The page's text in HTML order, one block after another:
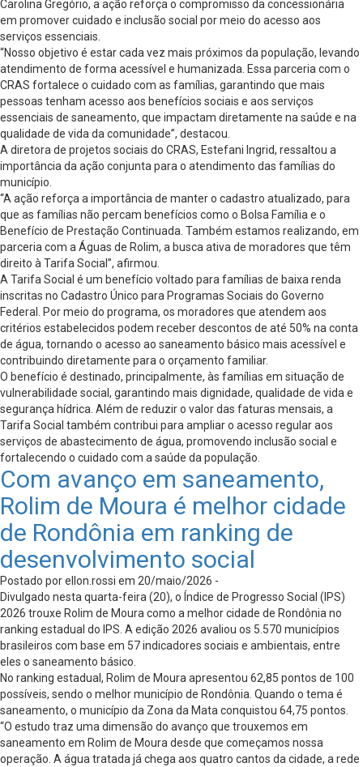
Carolina Gregório, a ação reforça o compromisso da concessionária
em promover cuidado e inclusão social por meio do acesso aos
serviços essenciais.
“Nosso objetivo é estar cada vez mais próximos da população, levando
atendimento de forma acessível e humanizada. Essa parceria com o
CRAS fortalece o cuidado com as famílias, garantindo que mais
pessoas tenham acesso aos benefícios sociais e aos serviços
essenciais de saneamento, que impactam diretamente na saúde e na
qualidade de vida da comunidade”, destacou.
A diretora de projetos sociais do CRAS, Estefani Ingrid, ressaltou a
importância da ação conjunta para o atendimento das famílias do
município.
“A ação reforça a importância de manter o cadastro atualizado, para
que as famílias não percam benefícios como o Bolsa Família e o
Benefício de Prestação Continuada. Também estamos realizando, em
parceria com a Águas de Rolim, a busca ativa de moradores que têm
direito à Tarifa Social”, afirmou.
A Tarifa Social é um benefício voltado para famílias de baixa renda
inscritas no Cadastro Único para Programas Sociais do Governo
Federal. Por meio do programa, os moradores que atendem aos
critérios estabelecidos podem receber descontos de até 50% na conta
de água, tornando o acesso ao saneamento básico mais acessível e
contribuindo diretamente para o orçamento familiar.
O benefício é destinado, principalmente, às famílias em situação de
vulnerabilidade social, garantindo mais dignidade, qualidade de vida e
segurança hídrica. Além de reduzir o valor das faturas mensais, a
Tarifa Social também contribui para ampliar o acesso regular aos
serviços de abastecimento de água, promovendo inclusão social e
fortalecendo o cuidado com a saúde da população.
Com avanço em saneamento,
Rolim de Moura é melhor cidade
de Rondônia em ranking de
desenvolvimento social
Postado por ellon.rossi em 20/maio/2026 -
Divulgado nesta quarta-feira (20), o Índice de Progresso Social (IPS)
2026 trouxe Rolim de Moura como a melhor cidade de Rondônia no
ranking estadual do IPS. A edição 2026 avaliou os 5.570 municípios
brasileiros com base em 57 indicadores sociais e ambientais, entre
eles o saneamento básico.
No ranking estadual, Rolim de Moura apresentou 62,85 pontos de 100
possíveis, sendo o melhor município de Rondônia. Quando o tema é
saneamento, o município da Zona da Mata conquistou 64,75 pontos.
“O estudo traz uma dimensão do avanço que trouxemos em
saneamento em Rolim de Moura desde que começamos nossa
operação. A água tratada já chega aos quatro cantos da cidade, a rede